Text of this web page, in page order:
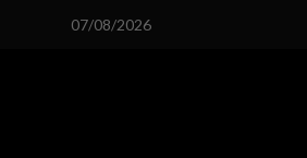
07/08/2026